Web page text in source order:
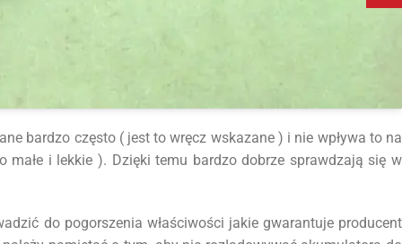
bardzo często ( jest to wręcz wskazane ) i nie wpływa to na
małe i lekkie ). Dzięki temu bardzo dobrze sprawdzają się w
do pogorszenia właściwości jakie gwarantuje producent